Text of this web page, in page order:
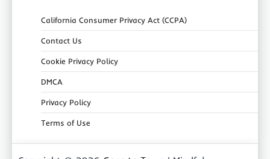
California Consumer Privacy Act (CCPA)
Contact Us
Cookie Privacy Policy
DMCA
Privacy Policy
Terms of Use